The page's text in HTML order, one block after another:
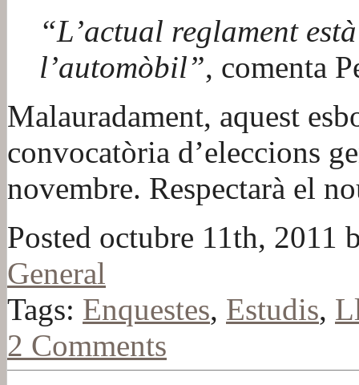
“L’actual reglament
l’automòbil”, comenta
Malauradament, aquest
convocatòria d’eleccions
novembre. Respectarà el
Posted octubre 11th,
General
Tags: Enquestes, Estudis,
2 Comments